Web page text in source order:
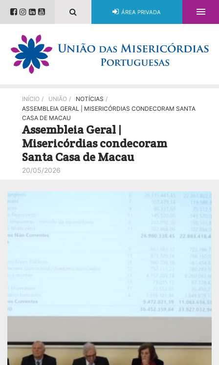
ÁREA PRIVADA 
INÍCIO / UNIÃO / NOTÍCIAS /
ASSEMBLEIA GERAL | MISERICÓRDIAS CONDECORAM SANTA
CASA DE MACAU
Assembleia Geral |
Misericórdias condecoram
Santa Casa de Macau
20/05/2026